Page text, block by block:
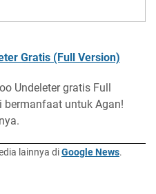
Gratis (Full Version)
Undeleter gratis Full
bermanfaat untuk Agan!
lainnya diGoogle News.